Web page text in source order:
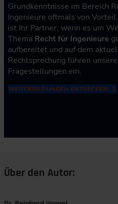
Grundkenntnisse im Bereich
Ingenieure oftmals von
ist Ihr Partner, wenn es um
Thema Recht für Ingenieure
aufbereitet und auf dem
Rechtsprechung führen
Fragestellungen ein.
WEITERBILDUNGEN ENTDECKEN
Über den Autor: